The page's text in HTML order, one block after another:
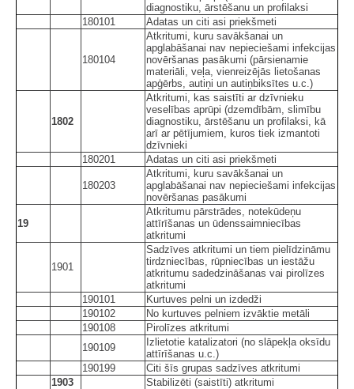
diagnostiku, ārstēšanu un profilaksi
180101
Adatas un citi asi priekšmeti
180104
Atkritumi, kuru savākšanai un
apglabāšanai nav nepieciešami infekcijas
novēršanas pasākumi (pārsienamie
materiāli, veļa, vienreizējās lietošanas
apģērbs, autiņi un autiņbiksītes u.c.)
1802
Atkritumi, kas saistīti ar dzīvnieku
veselības aprūpi (dzemdībām, slimību
diagnostiku, ārstēšanu un profilaksi, kā
arī ar pētījumiem, kuros tiek izmantoti
dzīvnieki
180201
Adatas un citi asi priekšmeti
180203
Atkritumi, kuru savākšanai un
apglabāšanai nav nepieciešami infekcijas
novēršanas pasākumi
19
Atkritumu pārstrādes, notekūdeņu
attīrīšanas un ūdenssaimniecības
atkritumi
1901
Sadzīves atkritumi un tiem pielīdzināmu
tirdzniecības, rūpniecības un iestāžu
atkritumu sadedzināšanas vai pirolīzes
atkritumi
190101
Kurtuves pelni un izdedži
190102
No kurtuves pelniem izvāktie metāli
190108
Pirolīzes atkritumi
190109
Izlietotie katalizatori (no slāpekļa oksīdu
attīrīšanas u.c.)
190199
Citi šīs grupas sadzīves atkritumi
1903
Stabilizēti (saistīti) atkritumi